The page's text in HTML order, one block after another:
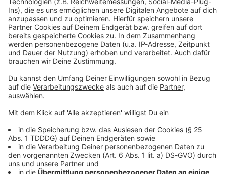
Keep on rocking!
ANTENNE Rock-Newsletter. Ob Musiknews,
Interviews, Quizspaß oder unsere neuesten Aktionen -
Zum Newsletter anmelden